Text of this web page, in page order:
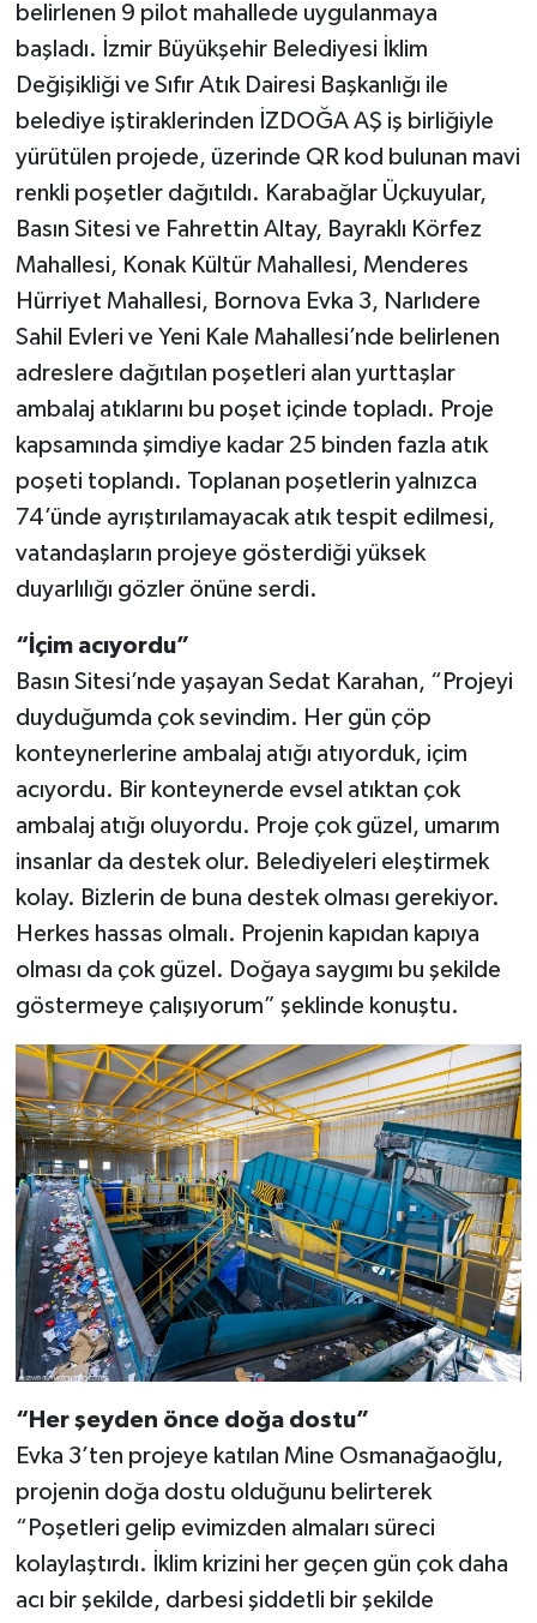
belirlenen 9 pilot mahallede uygulanmaya
başladı. İzmir Büyükşehir Belediyesi İklim
Değişikliği ve Sıfır Atık Dairesi Başkanlığı ile
belediye iştiraklerinden İZDOĞA AŞ iş birliğiyle
yürütülen projede, üzerinde QR kod bulunan mavi
renkli poşetler dağıtıldı. Karabağlar Üçkuyular,
Basın Sitesi ve Fahrettin Altay, Bayraklı Körfez
Mahallesi, Konak Kültür Mahallesi, Menderes
Hürriyet Mahallesi, Bornova Evka 3, Narlıdere
Sahil Evleri ve Yeni Kale Mahallesi’nde belirlenen
adreslere dağıtılan poşetleri alan yurttaşlar
ambalaj atıklarını bu poşet içinde topladı. Proje
kapsamında şimdiye kadar 25 binden fazla atık
poşeti toplandı. Toplanan poşetlerin yalnızca
74’ünde ayrıştırılamayacak atık tespit edilmesi,
vatandaşların projeye gösterdiği yüksek
duyarlılığı gözler önüne serdi.
“İçim acıyordu”
Basın Sitesi’nde yaşayan Sedat Karahan, “Projeyi
duyduğumda çok sevindim. Her gün çöp
konteynerlerine ambalaj atığı atıyorduk, içim
acıyordu. Bir konteynerde evsel atıktan çok
ambalaj atığı oluyordu. Proje çok güzel, umarım
insanlar da destek olur. Belediyeleri eleştirmek
kolay. Bizlerin de buna destek olması gerekiyor.
Herkes hassas olmalı. Projenin kapıdan kapıya
olması da çok güzel. Doğaya saygımı bu şekilde
göstermeye çalışıyorum” şeklinde konuştu.
“Her şeyden önce doğa dostu”
Evka 3’ten projeye katılan Mine Osmanağaoğlu,
projenin doğa dostu olduğunu belirterek
“Poşetleri gelip evimizden almaları süreci
kolaylaştırdı. İklim krizini her geçen gün çok daha
acı bir şekilde, darbesi şiddetli bir şekilde